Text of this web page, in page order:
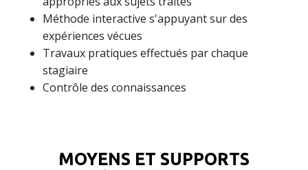
Méthode interactive s'appuyant sur des
expériences vécues
Travaux pratiques effectués par chaque
stagiaire
Contrôle des connaissances
MOYENS ET SUPPORTS